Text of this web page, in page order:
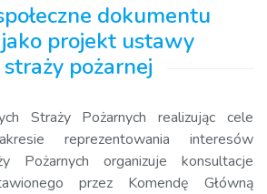
dokumentu
projekt ustawy
pożarnej
Straży Pożarnych realizując cele
reprezentowania interesów
Pożarnych organizuje konsultacje
przez Komendę Główną